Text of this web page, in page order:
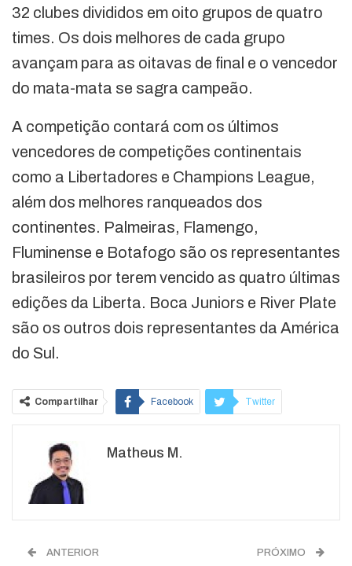
32 clubes divididos em oito grupos de quatro
times. Os dois melhores de cada grupo
avançam para as oitavas de final e o vencedor
do mata-mata se sagra campeão.
A competição contará com os últimos
vencedores de competições continentais
como a Libertadores e Champions League,
além dos melhores ranqueados dos
continentes. Palmeiras, Flamengo,
Fluminense e Botafogo são os representantes
brasileiros por terem vencido as quatro últimas
edições da Liberta. Boca Juniors e River Plate
são os outros dois representantes da América
do Sul.
Compartilhar Facebook Twitter
WhatsApp
Matheus M.
ANTERIOR PRÓXIMO